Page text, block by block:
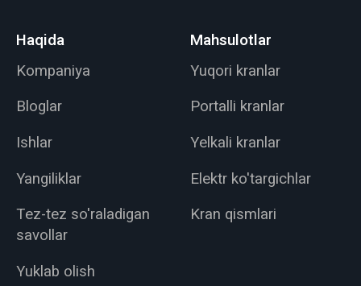
Haqida
Kompaniya
Bloglar
Ishlar
Yangiliklar
Tez-tez so'raladigan
savollar
Yuklab olish
Mahsulotlar
Yuqori kranlar
Portalli kranlar
Yelkali kranlar
Elektr ko'targichlar
Kran qismlari